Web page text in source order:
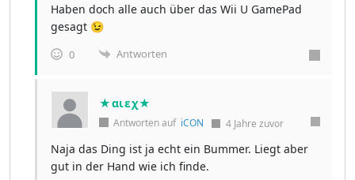
Haben doch alle auch über das Wii U GamePad
gesagt 😉
0 Antworten
★αιεχ★
Antworten auf iCON 4 Jahre zuvor
Naja das Ding ist ja echt ein Bummer. Liegt aber
gut in der Hand wie ich finde.